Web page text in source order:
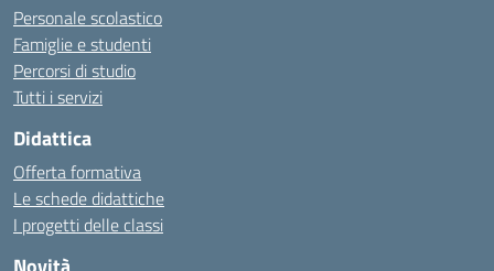
Personale scolastico
Famiglie e studenti
Percorsi di studio
Tutti i servizi
Didattica
Offerta formativa
Le schede didattiche
I progetti delle classi